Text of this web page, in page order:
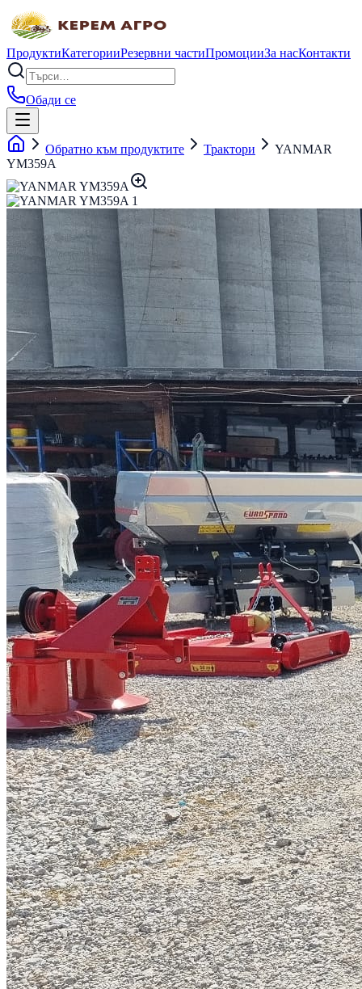
ПродуктиКатегорииРезервни частиПромоцииЗа насКонтакти
Обади се
Обратно към продуктите Трактори
YANMAR
YM359A